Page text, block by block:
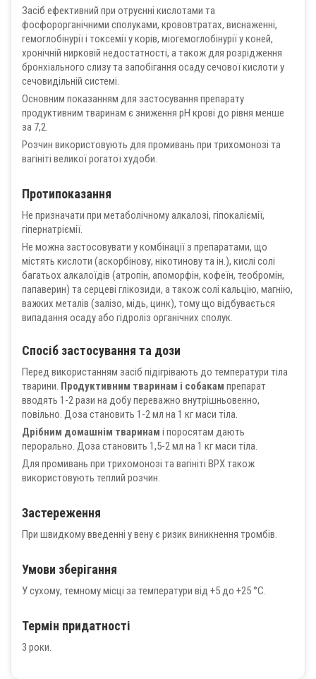
Засіб ефективний при отруєнні кислотами та
фосфорорганічними сполуками, крововтратах, виснаженні,
гемоглобінурії і токсемії у корів, міогемоглобінурії у коней,
хронічній нирковій недостатності, а також для розрідження
бронхіального слизу та запобігання осаду сечової кислоти у
сечовидільній системі.
Основним показанням для застосування препарату
продуктивним тваринам є зниження рН крові до рівня менше
за 7,2.
Розчин використовують для промивань при трихомонозі та
вагініті великої рогатої худоби.
Протипоказання
Не призначати при метаболічному алкалозі, гіпокаліємії,
гіпернатріємії.
Не можна застосовувати у комбінації з препаратами, що
містять кислоти (аскорбінову, нікотинову та ін.), кислі солі
багатьох алкалоїдів (атропін, апоморфін, кофеїн, теобромін,
папаверин) та серцеві глікозиди, а також солі кальцію, магнію,
важких металів (залізо, мідь, цинк), тому що відбувається
випадання осаду або гідроліз органічних сполук.
Спосіб застосування та дози
Перед використанням засіб підігрівають до температури тіла
тварини. Продуктивним тваринам і собакам препарат
вводять 1-2 рази на добу переважно внутрішньовенно,
повільно. Доза становить 1-2 мл на 1 кг маси тіла.
Дрібним домашнім тваринам і поросятам дають
перорально. Доза становить 1,5-2 мл на 1 кг маси тіла.
Для промивань при трихомонозі та вагініті ВРХ також
використовують теплий розчин.
Застереження
При швидкому введенні у вену є ризик виникнення тромбів.
Умови зберігання
У сухому, темному місці за температури від +5 до +25 °С.
Термін придатності
3 роки.